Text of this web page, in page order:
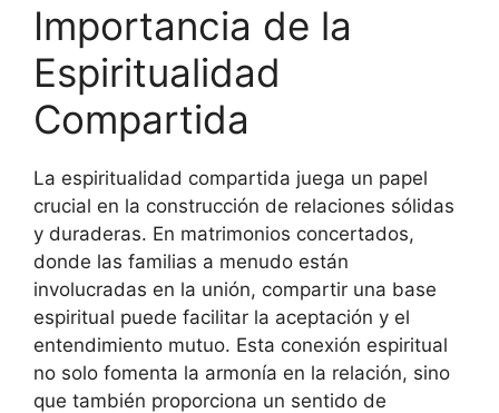
Importancia de la
Espiritualidad
Compartida
La espiritualidad compartida juega un papel
crucial en la construcción de relaciones sólidas
y duraderas. En matrimonios concertados,
donde las familias a menudo están
involucradas en la unión, compartir una base
espiritual puede facilitar la aceptación y el
entendimiento mutuo. Esta conexión espiritual
no solo fomenta la armonía en la relación, sino
que también proporciona un sentido de